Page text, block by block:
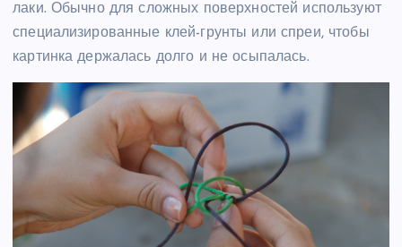
лаки. Обычно для сложных поверхностей используют
специализированные клей-грунты или спреи, чтобы
картинка держалась долго и не осыпалась.